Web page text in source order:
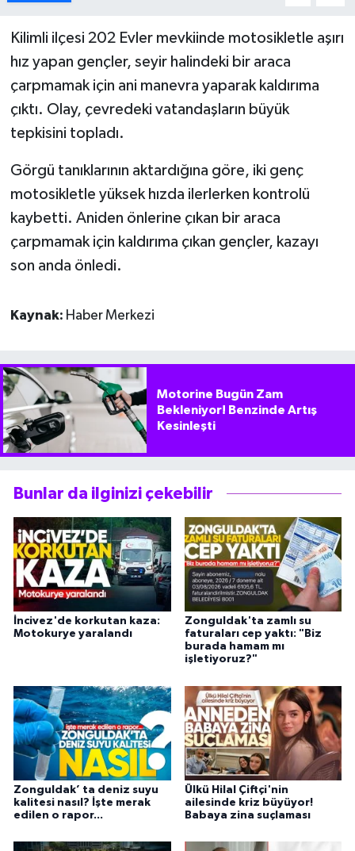
Kilimli ilçesi 202 Evler mevkiinde motosikletle aşırı
hız yapan gençler, seyir halindeki bir araca
çarpmamak için ani manevra yaparak kaldırıma
çıktı. Olay, çevredeki vatandaşların büyük
tepkisini topladı.
Görgü tanıklarının aktardığına göre, iki genç
motosikletle yüksek hızda ilerlerken kontrolü
kaybetti. Aniden önlerine çıkan bir araca
çarpmamak için kaldırıma çıkan gençler, kazayı
son anda önledi.
Kaynak: Haber Merkezi
Motorine Bugün Zam
Bekleniyor! Benzinde Artış
Kesinleşti
Bunlar da ilginizi çekebilir
İncivez'de korkutan kaza:
Motokurye yaralandı
Zonguldak'ta zamlı su
faturaları cep yaktı: "Biz
burada hamam mı
işletiyoruz?"
Zonguldak’ ta deniz suyu
kalitesi nasıl? İşte merak
edilen o rapor...
Ülkü Hilal Çiftçi'nin
ailesinde kriz büyüyor!
Babaya zina suçlaması